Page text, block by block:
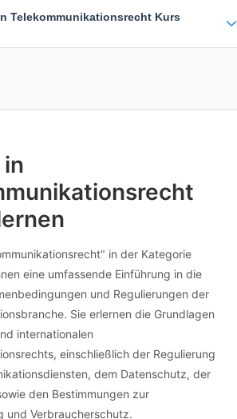
genauen Zertifizierungsdetails finden Sie auf der
Zertifikat dokumentiert Ihre erworbenen
Telekommunikationsrecht Kurs
an. Bei Fragen zu Inhalten,
in
in der Kategorie
eine umfassende Einführung in die
und Regulierungen der
Sie erlernen die Grundlagen
internationalen
einschließlich der Regulierung
dem Datenschutz, der
den Bestimmungen zur
und Verbraucherschutz.